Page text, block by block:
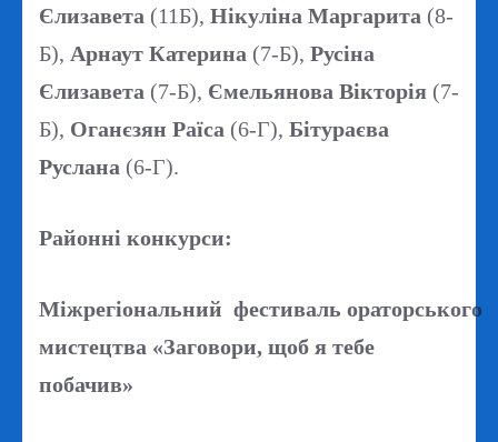
Єлизавета (11Б), Нікуліна Маргарита (8-
Б), Арнаут Катерина (7-Б), Русіна
Єлизавета (7-Б), Ємельянова Вікторія (7-
Б), Оганєзян Раїса (6-Г), Бітураєва
Руслана (6-Г).
Районні конкурси:
Міжрегіональний фестиваль ораторського
мистецтва «Заговори, щоб я тебе
побачив»